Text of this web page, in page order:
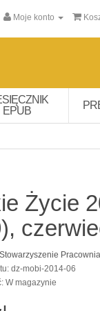
Moje konto
EPUB
Życie
Stowarzyszenie
dz-mobi-2014-06
W magazynie